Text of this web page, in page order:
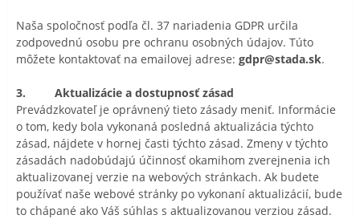
Naša spoločnosť podľa čl. 37 nariadenia GDPR určila
zodpovednú osobu pre ochranu osobných údajov. Túto
môžete kontaktovať na emailovej adrese: gdpr@stada.sk.
3. Aktualizácie a dostupnosť zásad
Prevádzkovateľ je oprávnený tieto zásady meniť. Informácie
o tom, kedy bola vykonaná posledná aktualizácia týchto
zásad, nájdete v hornej časti týchto zásad. Zmeny v týchto
zásadách nadobúdajú účinnosť okamihom zverejnenia ich
aktualizovanej verzie na webových stránkach. Ak budete
používať naše webové stránky po vykonaní aktualizácií, bude
to chápané ako Váš súhlas s aktualizovanou verziou zásad.